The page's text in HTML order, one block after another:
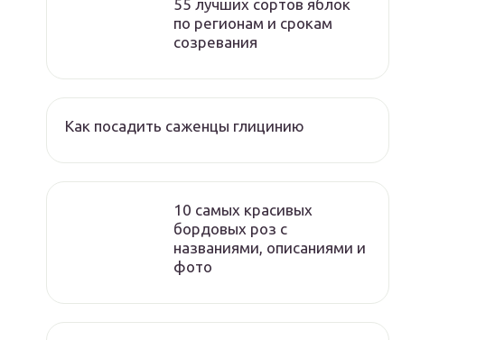
55 лучших сортов яблок
по регионам и срокам
созревания
Как посадить саженцы глицинию
10 самых красивых
бордовых роз с
названиями, описаниями и
фото